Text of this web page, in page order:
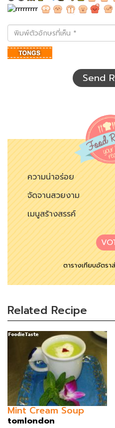
พิมพ์
ตัว
อักษร
ที่
Send
ความน่าอร่อย
จัดจานสวยงาม
เมนูสร้างสรรค์
ตารางเทียบอัตรา
Related Recipe
Mint Cream Soup
tomlondon